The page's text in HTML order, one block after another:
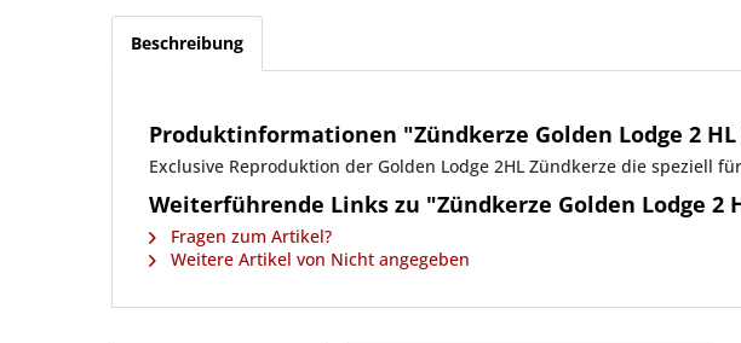
Beschreibung
Produktinformationen "Zündkerze Golden Lodge 2
Exclusive Reproduktion der Golden Lodge 2HL Zündkerze die speziell
Weiterführende Links zu "Zündkerze Golden Lodge 2
Fragen zum Artikel?
Weitere Artikel von Nicht angegeben